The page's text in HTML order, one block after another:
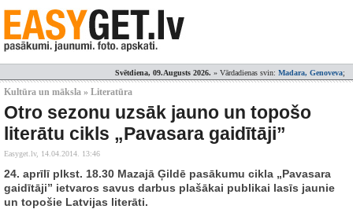
Svētdiena, 09.Augusts 2026. » Vārdadienas svin: Madara, Genoveva;
Kultūra un māksla » Literatūra
Otro sezonu uzsāk jauno un topošo
literātu cikls „Pavasara gaidītāji”
Easyget.lv, 14.04.2014. 13:46
24. aprīlī plkst. 18.30 Mazajā Ģildē pasākumu cikla „Pavasara
gaidītāji” ietvaros savus darbus plašākai publikai lasīs jaunie
un topošie Latvijas literāti.